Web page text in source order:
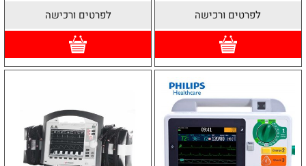
לפרטים ורכישה לפרטים ורכישה